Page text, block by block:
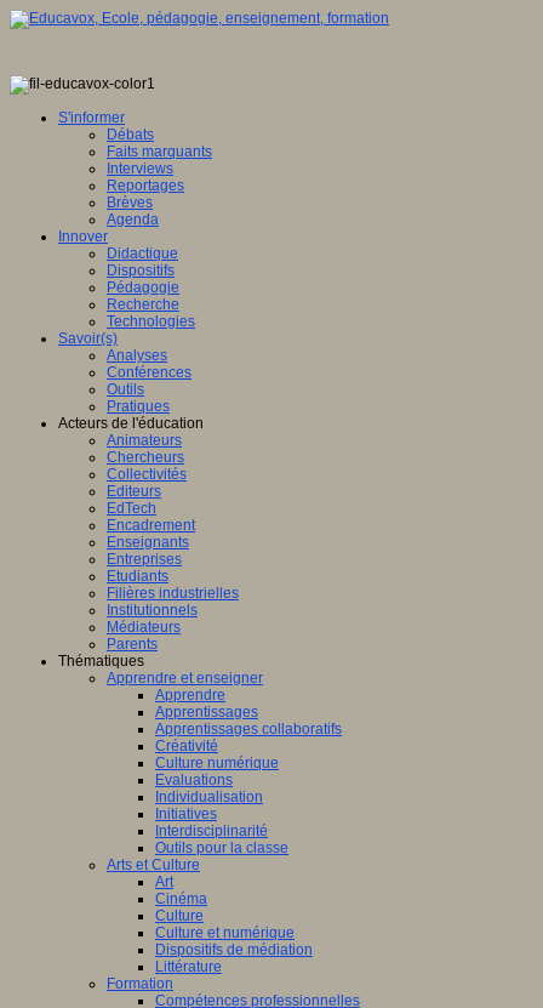
S'informer
Débats
Faits marquants
Interviews
Reportages
Brèves
Agenda
Innover
Didactique
Dispositifs
Pédagogie
Recherche
Technologies
Savoir(s)
Analyses
Conférences
Outils
Pratiques
Acteurs de l'éducation
Animateurs
Chercheurs
Collectivités
Editeurs
EdTech
Encadrement
Enseignants
Entreprises
Etudiants
Filières industrielles
Institutionnels
Médiateurs
Parents
Thématiques
Apprendre et enseigner
Apprendre
Apprentissages
Apprentissages collaboratifs
Créativité
Culture numérique
Evaluations
Individualisation
Initiatives
Interdisciplinarité
Outils pour la classe
Arts et Culture
Art
Cinéma
Culture
Culture et numérique
Dispositifs de médiation
Littérature
Formation
Compétences professionnelles